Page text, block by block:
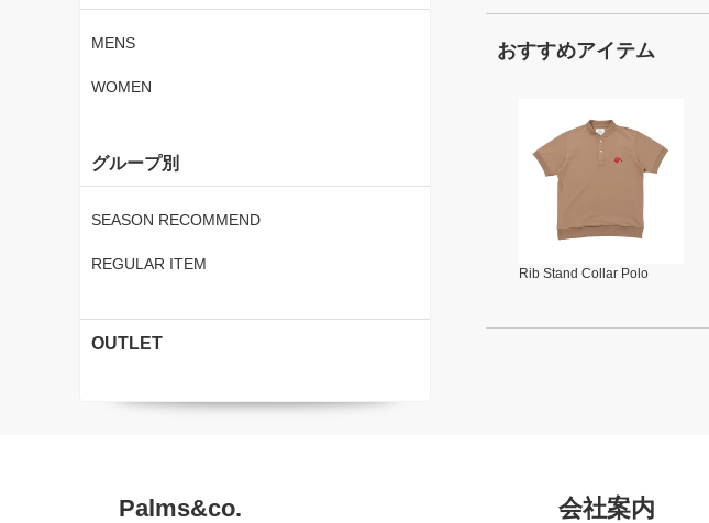
おすすめアイテム
Rib Stand Collar Polo
MENS
WOMEN
グループ別
SEASON RECOMMEND
REGULAR ITEM
OUTLET
Palms&co. 会社案内